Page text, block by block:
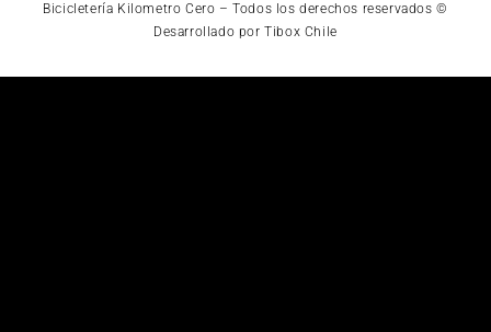
Bicicletería Kilometro Cero – Todos los derechos reservados ©
Desarrollado por Tibox Chile